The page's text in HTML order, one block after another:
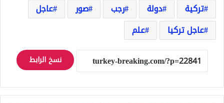
تركية
دولة رجب صور
عاجل
عاجل تركيا
علم
نسخ الرابط